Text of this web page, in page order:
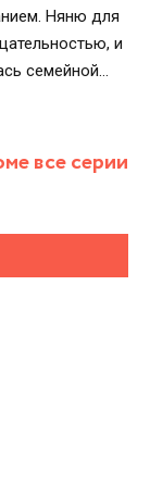
Няню для
и
семейной
хозяйкой
на работу.
все серии